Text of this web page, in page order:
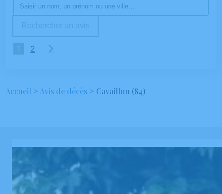
Rechercher un avis
1 2
Accueil > Avis de décès > Cavaillon (84)